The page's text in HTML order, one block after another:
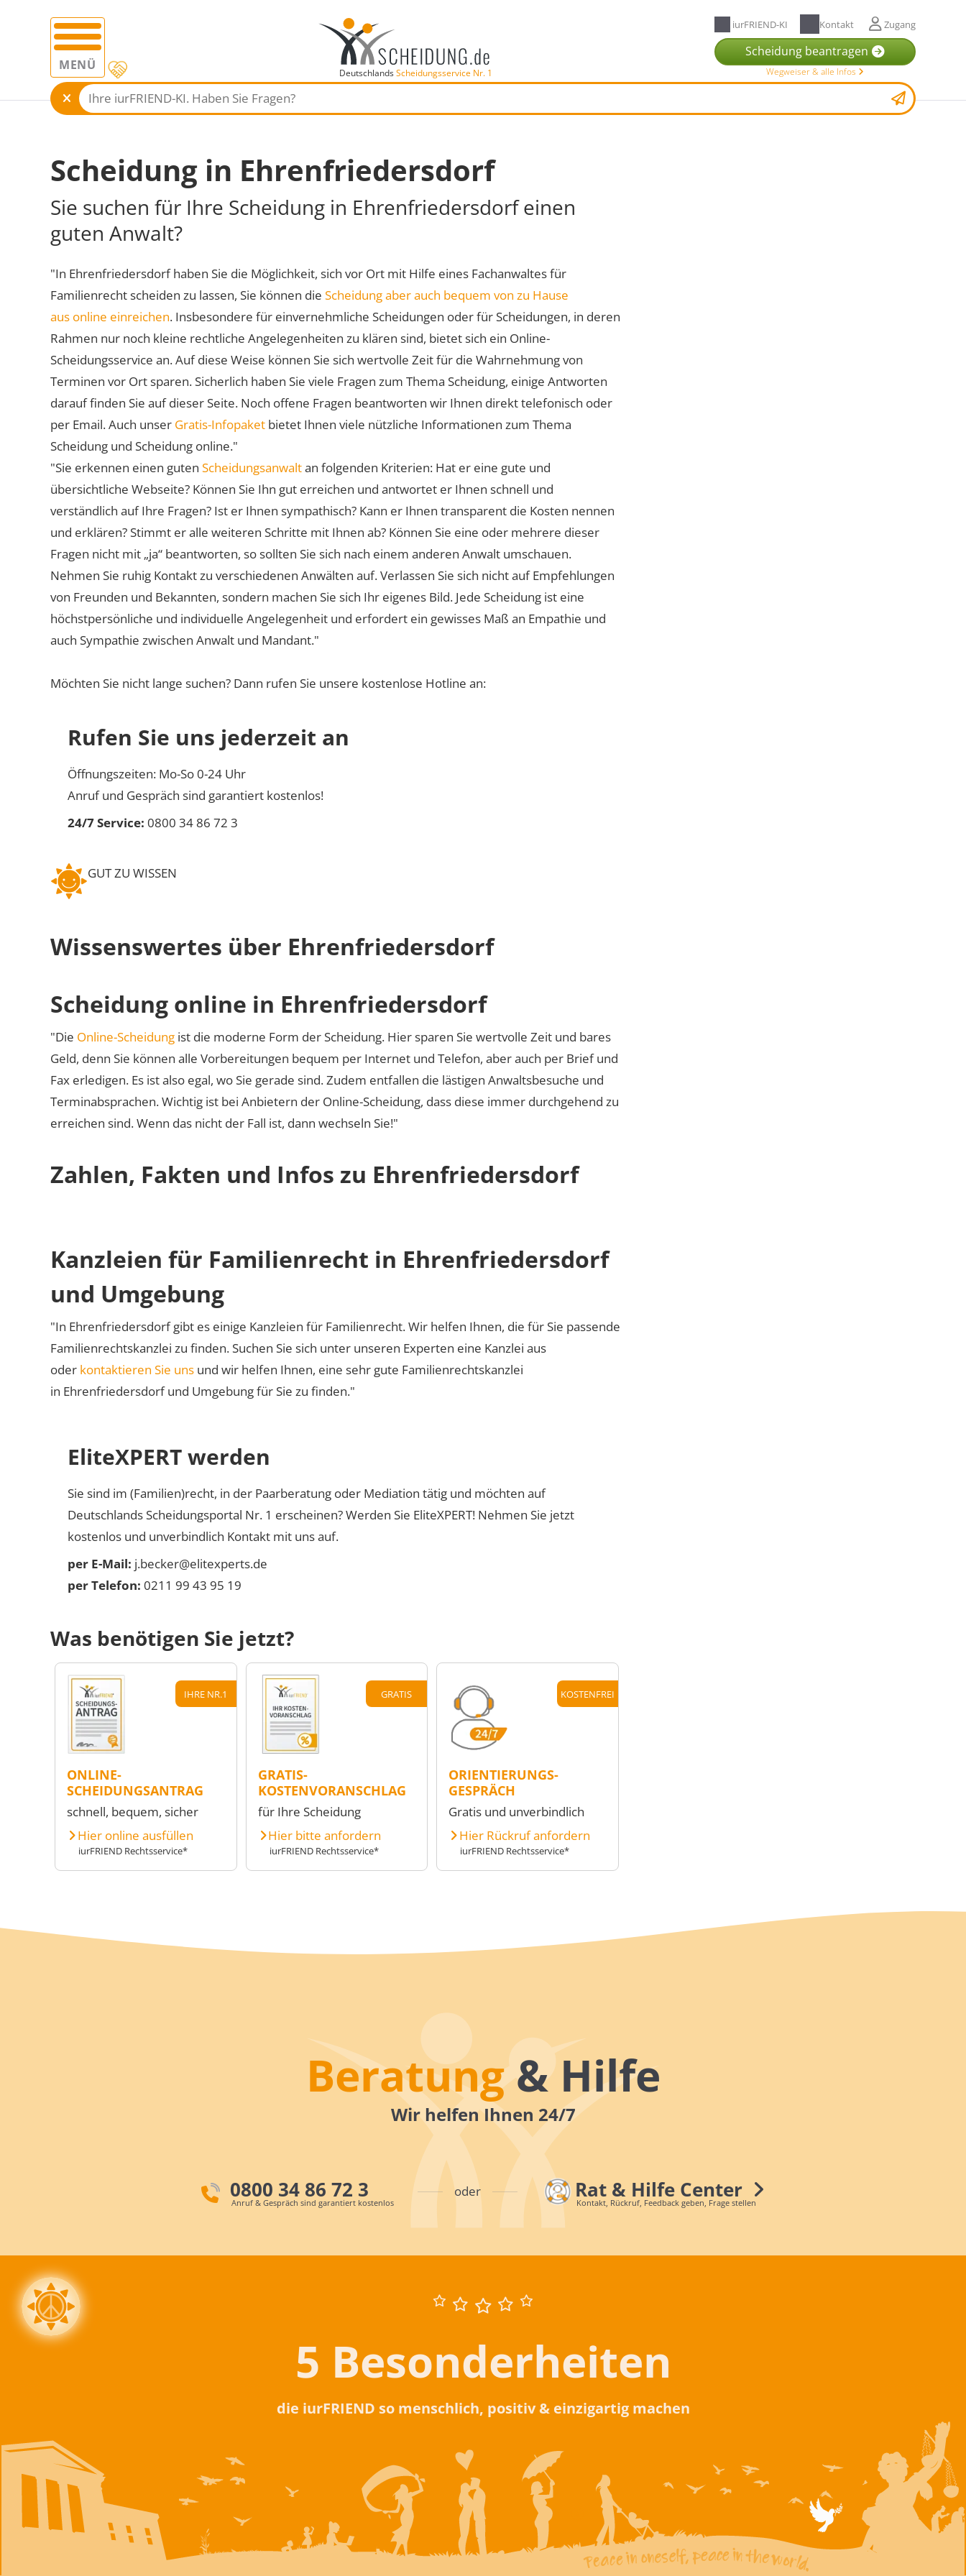
MENÜ DeutschlandsScheidungsservice Nr. 1
iurFRIEND-KI Kontakt Zugang
Scheidung beantragen
Wegweiser & alle Infos
Scheidung in Ehrenfriedersdorf
Sie suchen für Ihre Scheidung in Ehrenfriedersdorf einen
guten Anwalt?
"In Ehrenfriedersdorf haben Sie die Möglichkeit, sich vor Ort mit Hilfe eines Fachanwaltes für
Familienrecht scheiden zu lassen, Sie können die Scheidung aber auch bequem von zu Hause
aus online einreichen. Insbesondere für einvernehmliche Scheidungen oder für Scheidungen, in deren
Rahmen nur noch kleine rechtliche Angelegenheiten zu klären sind, bietet sich ein Online-
Scheidungsservice an. Auf diese Weise können Sie sich wertvolle Zeit für die Wahrnehmung von
Terminen vor Ort sparen. Sicherlich haben Sie viele Fragen zum Thema Scheidung, einige Antworten
darauf finden Sie auf dieser Seite. Noch offene Fragen beantworten wir Ihnen direkt telefonisch oder
per Email. Auch unser Gratis-Infopaket bietet Ihnen viele nützliche Informationen zum Thema
Scheidung und Scheidung online."
"Sie erkennen einen guten Scheidungsanwaltan folgenden Kriterien: Hat er eine gute und
übersichtliche Webseite? Können Sie Ihn gut erreichen und antwortet er Ihnen schnell und
verständlich auf Ihre Fragen? Ist er Ihnen sympathisch? Kann er Ihnen transparent die Kosten nennen
und erklären? Stimmt er alle weiteren Schritte mit Ihnen ab? Können Sie eine oder mehrere dieser
Fragen nicht mit „ja“ beantworten, so sollten Sie sich nach einem anderen Anwalt umschauen.
Nehmen Sie ruhig Kontakt zu verschiedenen Anwälten auf. Verlassen Sie sich nicht auf Empfehlungen
von Freunden und Bekannten, sondern machen Sie sich Ihr eigenes Bild. Jede Scheidung ist eine
höchstpersönliche und individuelle Angelegenheit und erfordert ein gewisses Maß an Empathie und
auch Sympathie zwischen Anwalt und Mandant."
Möchten Sie nicht lange suchen? Dann rufen Sie unsere kostenlose Hotline an:
Rufen Sie uns jederzeit an
Öffnungszeiten: Mo-So 0-24 Uhr
Anruf und Gespräch sind garantiert kostenlos!
24/7 Service: 0800 34 86 72 3
GUT ZU WISSEN
Wissenswertes über Ehrenfriedersdorf
Scheidung online in Ehrenfriedersdorf
"Die Online-Scheidung ist die moderne Form der Scheidung. Hier sparen Sie wertvolle Zeit und bares
Geld, denn Sie können alle Vorbereitungen bequem per Internet und Telefon, aber auch per Brief und
Fax erledigen. Es ist also egal, wo Sie gerade sind. Zudem entfallen die lästigen Anwaltsbesuche und
Terminabsprachen. Wichtig ist bei Anbietern der Online-Scheidung, dass diese immer durchgehend zu
erreichen sind. Wenn das nicht der Fall ist, dann wechseln Sie!"
Zahlen, Fakten und Infos zu Ehrenfriedersdorf
Kanzleien für Familienrecht in Ehrenfriedersdorf
und Umgebung
"In Ehrenfriedersdorf gibt es einige Kanzleien für Familienrecht. Wir helfen Ihnen, die für Sie passende
Familienrechtskanzlei zu finden. Suchen Sie sich unter unseren Experten eine Kanzlei aus
oder kontaktieren Sie uns und wir helfen Ihnen, eine sehr gute Familienrechtskanzlei
in Ehrenfriedersdorf und Umgebung für Sie zu finden."
EliteXPERT werden
Sie sind im (Familien)recht, in der Paarberatung oder Mediation tätig und möchten auf
Deutschlands Scheidungsportal Nr. 1 erscheinen? Werden Sie EliteXPERT! Nehmen Sie jetzt
kostenlos und unverbindlich Kontakt mit uns auf.
per E-Mail: j.becker@elitexperts.de
per Telefon: 0211 99 43 95 19
Was benötigen Sie jetzt?
IHRE NR.1
ONLINE-
SCHEIDUNGSANTRAG
schnell, bequem, sicher
Hier online ausfüllen
iurFRIEND Rechtsservice*
GRATIS
GRATIS-
KOSTENVORANSCHLAG
für Ihre Scheidung
Hier bitte anfordern
iurFRIEND Rechtsservice*
KOSTENFREI
ORIENTIERUNGS-
GESPRÄCH
Gratis und unverbindlich
Hier Rückruf anfordern
iurFRIEND Rechtsservice*
Beratung& Hilfe
Wir helfen Ihnen 24/7
0800 34 86 72 3
Anruf & Gespräch sind garantiert kostenlos
oder Rat & Hilfe Center
Kontakt, Rückruf, Feedback geben, Frage stellen
5 Besonderheiten
die iurFRIEND so menschlich, positiv & einzigartig machen